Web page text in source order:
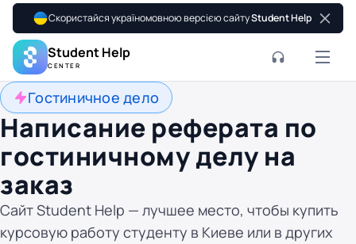
Скористайся україномовною версією сайтуStudent Help
Student Help
CENTER
Гостиничное дело
Написание реферата по
гостиничному делу на
заказ
Сайт Student Help — лучшее место, чтобы купить
курсовую работу студенту в Киеве или в других